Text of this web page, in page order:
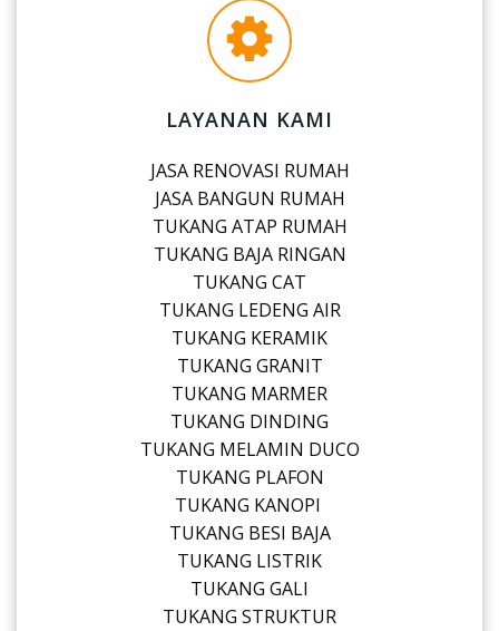
LAYANAN KAMI
JASA RENOVASI RUMAH
JASA BANGUN RUMAH
TUKANG ATAP RUMAH
TUKANG BAJA RINGAN
TUKANG CAT
TUKANG LEDENG AIR
TUKANG KERAMIK
TUKANG GRANIT
TUKANG MARMER
TUKANG DINDING
TUKANG MELAMIN DUCO
TUKANG PLAFON
TUKANG KANOPI
TUKANG BESI BAJA
TUKANG LISTRIK
TUKANG GALI
TUKANG STRUKTUR